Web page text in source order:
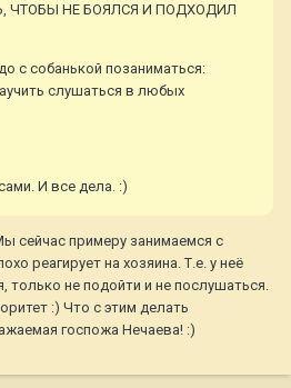
ЧТОБЫ НЕ БОЯЛСЯ И ПОДХОДИЛ
с собанькой позаниматься:
слушаться в любых
И все дела. :)
сейчас примеру занимаемся с
реагирует на хозяина. Т.е. у неё
только не подойти и не послушаться.
:) Что с этим делать
госпожа Нечаева! :)